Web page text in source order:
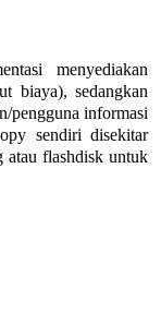
menyediakan
biaya), sedangkan
pengguna informasi
sendiri disekitar
flashdisk untuk